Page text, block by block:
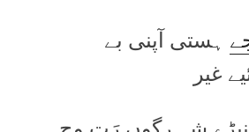
ہستی آپنی بے
غیر